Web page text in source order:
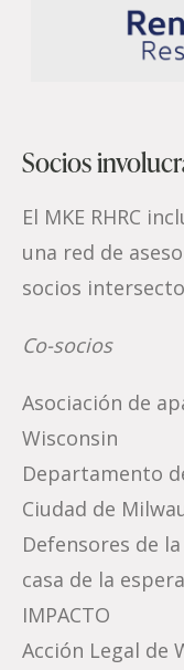
Socios
El MKE RHRC
una red de
socios
Co-socios
Asociación de
Wisconsin
Departamento
Ciudad de
Defensores de
casa de la
IMPACTO
Acción Legal de